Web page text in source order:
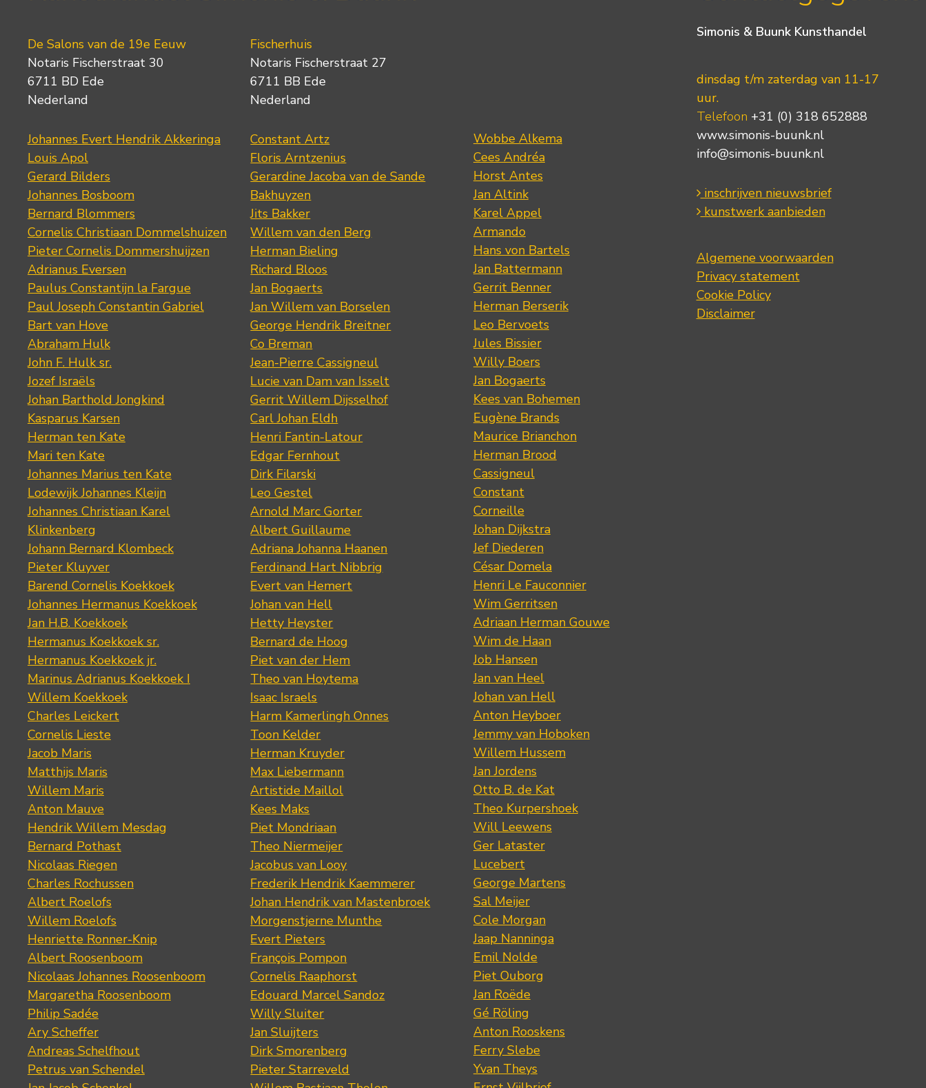
De Salons van de 19e Eeuw
Notaris Fischerstraat 30
6711 BD Ede
Nederland
Johannes Evert Hendrik Akkeringa
Louis Apol
Gerard Bilders
Johannes Bosboom
Bernard Blommers
Cornelis Christiaan Dommelshuizen
Pieter Cornelis Dommershuijzen
Adrianus Eversen
Paulus Constantijn la Fargue
Paul Joseph Constantin Gabriel
Bart van Hove
Abraham Hulk
John F. Hulk sr.
Jozef Israëls
Johan Barthold Jongkind
Kasparus Karsen
Herman ten Kate
Mari ten Kate
Johannes Marius ten Kate
Lodewijk Johannes Kleijn
Johannes Christiaan Karel
Klinkenberg
Johann Bernard Klombeck
Pieter Kluyver
Barend Cornelis Koekkoek
Johannes Hermanus Koekkoek
Jan H.B. Koekkoek
Hermanus Koekkoek sr.
Hermanus Koekkoek jr.
Marinus Adrianus Koekkoek I
Willem Koekkoek
Charles Leickert
Cornelis Lieste
Jacob Maris
Matthijs Maris
Willem Maris
Anton Mauve
Hendrik Willem Mesdag
Bernard Pothast
Nicolaas Riegen
Charles Rochussen
Albert Roelofs
Willem Roelofs
Henriette Ronner-Knip
Albert Roosenboom
Nicolaas Johannes Roosenboom
Margaretha Roosenboom
Philip Sadée
Ary Scheffer
Andreas Schelfhout
Petrus van Schendel
Fischerhuis
Notaris Fischerstraat 27
6711 BB Ede
Nederland
Constant Artz
Floris Arntzenius
Gerardine Jacoba van de Sande
Bakhuyzen
Jits Bakker
Willem van den Berg
Herman Bieling
Richard Bloos
Jan Bogaerts
Jan Willem van Borselen
George Hendrik Breitner
Co Breman
Jean-Pierre Cassigneul
Lucie van Dam van Isselt
Gerrit Willem Dijsselhof
Carl Johan Eldh
Henri Fantin-Latour
Edgar Fernhout
Dirk Filarski
Leo Gestel
Arnold Marc Gorter
Albert Guillaume
Adriana Johanna Haanen
Ferdinand Hart Nibbrig
Evert van Hemert
Johan van Hell
Hetty Heyster
Bernard de Hoog
Piet van der Hem
Theo van Hoytema
Isaac Israels
Harm Kamerlingh Onnes
Toon Kelder
Herman Kruyder
Max Liebermann
Artistide Maillol
Kees Maks
Piet Mondriaan
Theo Niermeijer
Jacobus van Looy
Frederik Hendrik Kaemmerer
Johan Hendrik van Mastenbroek
Morgenstjerne Munthe
Evert Pieters
François Pompon
Cornelis Raaphorst
Edouard Marcel Sandoz
Willy Sluiter
Jan Sluijters
Dirk Smorenberg
Pieter Starreveld
Wobbe Alkema
Cees Andréa
Horst Antes
Jan Altink
Karel Appel
Armando
Hans von Bartels
Jan Battermann
Gerrit Benner
Herman Berserik
Leo Bervoets
Jules Bissier
Willy Boers
Jan Bogaerts
Kees van Bohemen
Eugène Brands
Maurice Brianchon
Herman Brood
Cassigneul
Constant
Corneille
Johan Dijkstra
Jef Diederen
César Domela
Henri Le Fauconnier
Wim Gerritsen
Adriaan Herman Gouwe
Wim de Haan
Job Hansen
Jan van Heel
Johan van Hell
Anton Heyboer
Jemmy van Hoboken
Willem Hussem
Jan Jordens
Otto B. de Kat
Theo Kurpershoek
Will Leewens
Ger Lataster
Lucebert
George Martens
Sal Meijer
Cole Morgan
Jaap Nanninga
Emil Nolde
Piet Ouborg
Jan Roëde
Gé Röling
Anton Rooskens
Ferry Slebe
Yvan Theys
Simonis & Buunk Kunsthandel
dinsdag t/m zaterdag van 11-17
uur.
Telefoon +31 (0) 318 652888
www.simonis-buunk.nl
info@simonis-buunk.nl
inschrijven nieuwsbrief
kunstwerk aanbieden
Algemene voorwaarden
Privacy statement
Cookie Policy
Disclaimer